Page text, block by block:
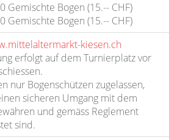
Gemischte Bogen (15.-- CHF)
Gemischte Bogen (15.-- CHF)
kiesen.ch
erfolgt auf dem Turnierplatz vor
nur Bogenschützen zugelassen,
sicheren Umgang mit dem
und gemäss Reglement
sind.